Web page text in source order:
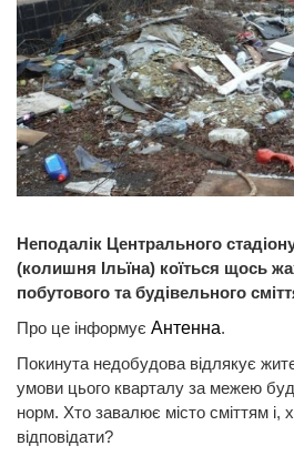
Неподалік Центрального
(колишня Ільїна) коїться щось
побутового та будівельного
Про це інформує Антенна.
Покинута недобудова відлякує
умови цього кварталу за межею
норм. Хто завалює місто сміттям і,
відповідати?